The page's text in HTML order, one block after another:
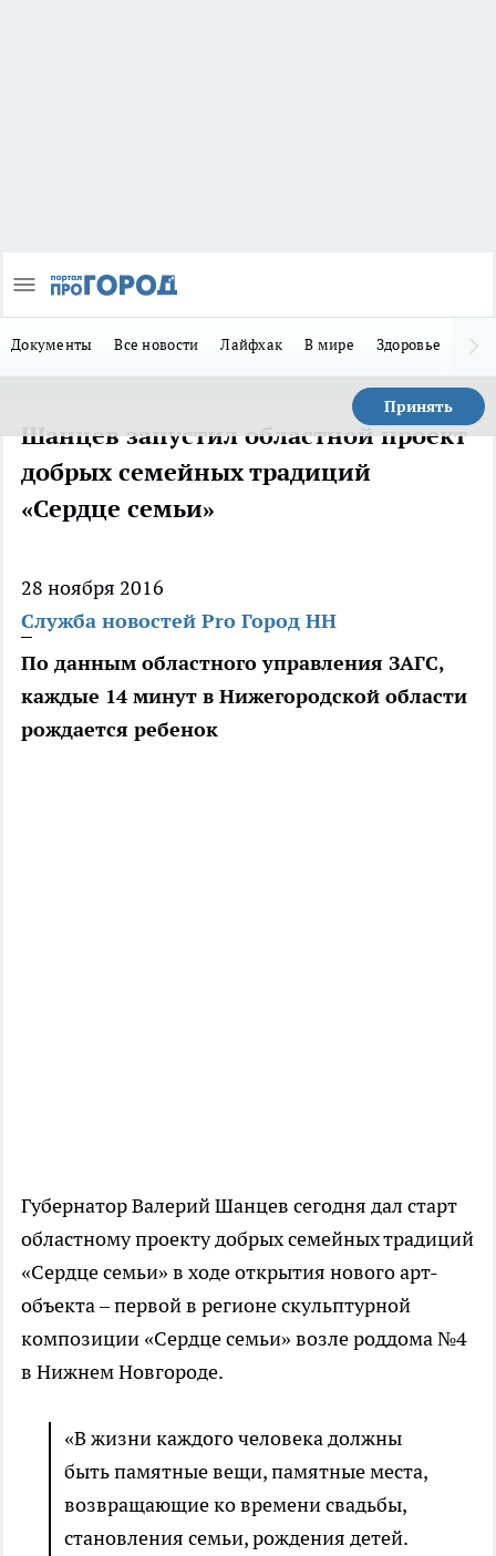
Документы Все новости Лайфхак В мире Здоровье
Принять
Шанцев запустил областной проект
добрых семейных традиций
«Сердце семьи»
28 ноября 2016
Служба новостей Pro Город НН
По данным областного управления ЗАГС,
каждые 14 минут в Нижегородской области
рождается ребенок
Губернатор Валерий Шанцев сегодня дал старт
областному проекту добрых семейных традиций
«Сердце семьи» в ходе открытия нового арт-
объекта – первой в регионе скульптурной
композиции «Сердце семьи» возле роддома №4
в Нижнем Новгороде.
«В жизни каждого человека должны
быть памятные вещи, памятные места,
возвращающие ко времени свадьбы,
становления семьи, рождения детей.